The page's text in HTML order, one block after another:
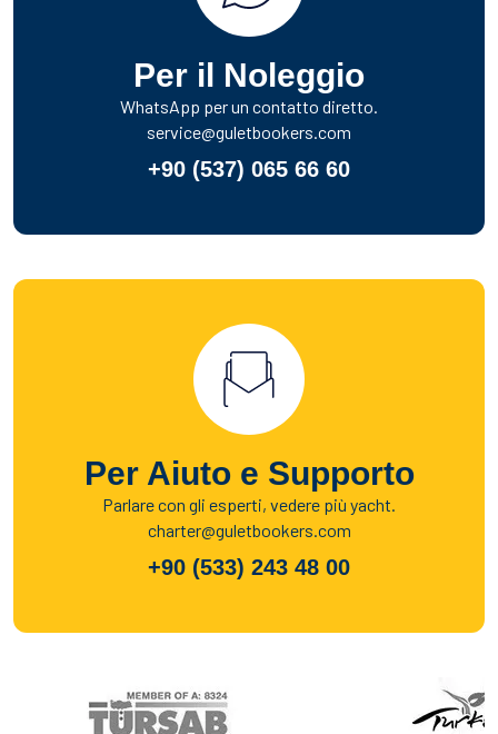
Per il Noleggio
WhatsApp per un contatto diretto.
service@guletbookers.com
+90 (537) 065 66 60
Per Aiuto e Supporto
Parlare con gli esperti, vedere più yacht.
charter@guletbookers.com
+90 (533) 243 48 00